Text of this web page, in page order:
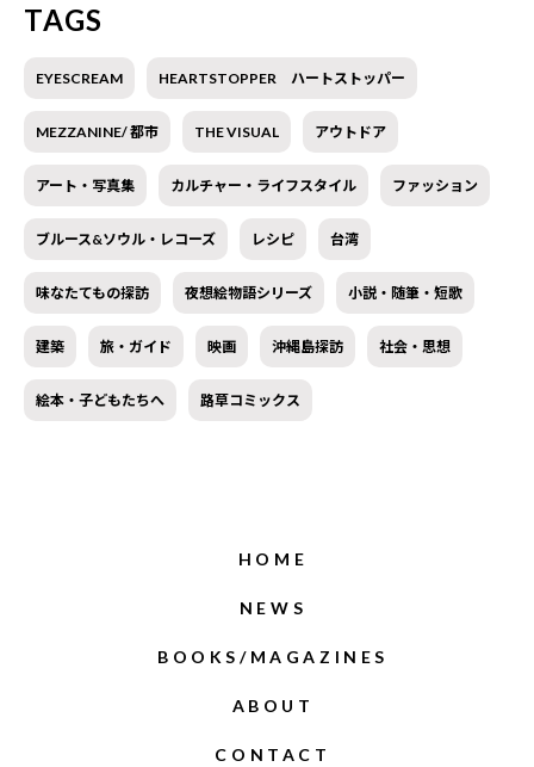
TAGS
EYESCREAM HEARTSTOPPER ハートストッパー
MEZZANINE/ 都市 THE VISUAL アウトドア
アート・写真集 カルチャー・ライフスタイル ファッション
ブルース&ソウル・レコーズ レシピ 台湾
味なたてもの探訪 夜想絵物語シリーズ 小説・随筆・短歌
建築 旅・ガイド 映画 沖縄島探訪 社会・思想
絵本・子どもたちへ 路草コミックス
HOME
NEWS
BOOKS/MAGAZINES
ABOUT
CONTACT